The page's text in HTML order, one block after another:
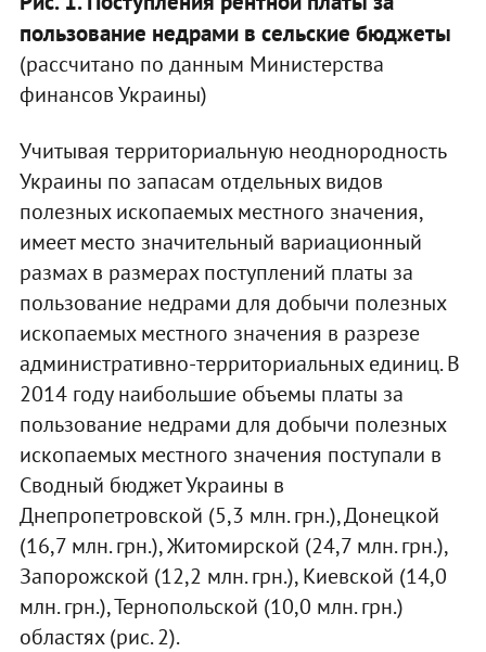
пользование недрами в сельские бюджеты
(рассчитано по данным Министерства
финансов Украины)
Учитывая территориальную неоднородность
Украины по запасам отдельных видов
полезных ископаемых местного значения,
имеет место значительный вариационный
размах в размерах поступлений платы за
пользование недрами для добычи полезных
ископаемых местного значения в разрезе
административно-территориальных единиц. В
2014 году наибольшие объемы платы за
пользование недрами для добычи полезных
ископаемых местного значения поступали в
Сводный бюджет Украины в
Днепропетровской (5,3 млн. грн.), Донецкой
(16,7 млн. грн.), Житомирской (24,7 млн. грн.),
Запорожской (12,2 млн. грн.), Киевской (14,0
млн. грн.), Тернопольской (10,0 млн. грн.)
областях (рис. 2).